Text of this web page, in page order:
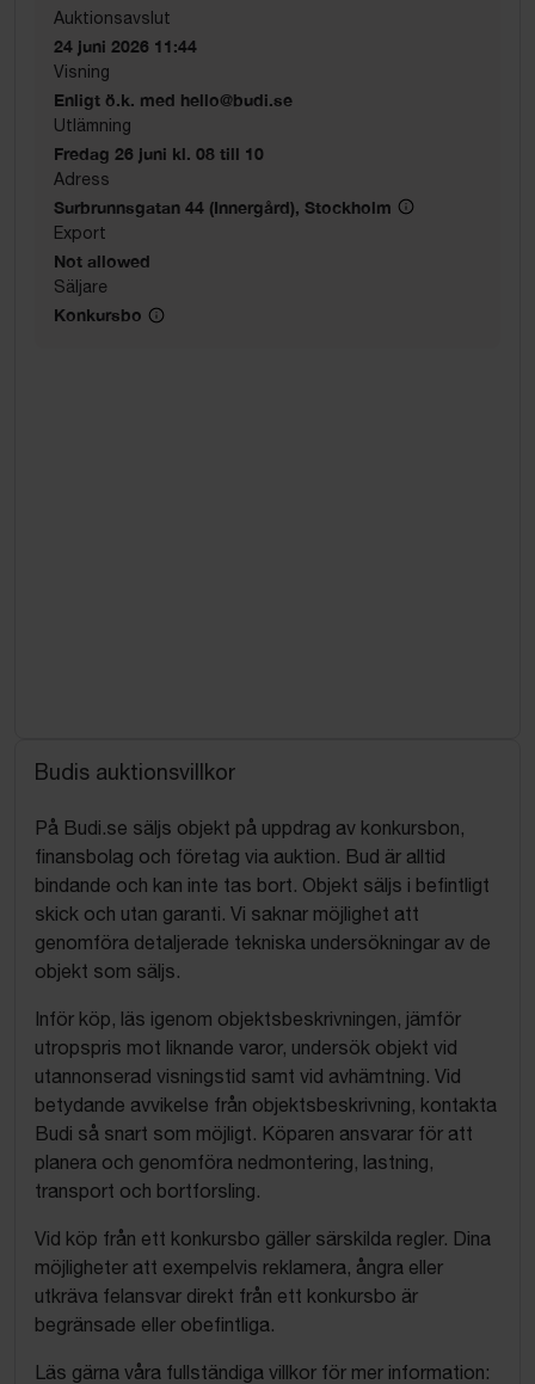
Auktionsavslut
24 juni 2026 11:44
Visning
Enligt ö.k. med hello@budi.se
Utlämning
Fredag 26 juni kl. 08 till 10
Adress
Surbrunnsgatan 44 (Innergård), Stockholm
Export
Not allowed
Säljare
Konkursbo
Budis auktionsvillkor
På Budi.se säljs objekt på uppdrag av konkursbon,
finansbolag och företag via auktion. Bud är alltid
bindande och kan inte tas bort. Objekt säljs i befintligt
skick och utan garanti. Vi saknar möjlighet att
genomföra detaljerade tekniska undersökningar av de
objekt som säljs.
Inför köp, läs igenom objektsbeskrivningen, jämför
utropspris mot liknande varor, undersök objekt vid
utannonserad visningstid samt vid avhämtning. Vid
betydande avvikelse från objektsbeskrivning, kontakta
Budi så snart som möjligt. Köparen ansvarar för att
planera och genomföra nedmontering, lastning,
transport och bortforsling.
Vid köp från ett konkursbo gäller särskilda regler. Dina
möjligheter att exempelvis reklamera, ångra eller
utkräva felansvar direkt från ett konkursbo är
begränsade eller obefintliga.
Läs gärna våra fullständiga villkor för mer information: